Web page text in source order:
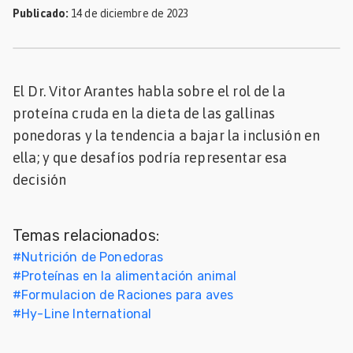
Ganadería
Porcicultura
Mascotas
Publicado: 14 de diciembre de 2023
El Dr. Vitor Arantes habla sobre el rol de la
proteína cruda en la dieta de las gallinas
ponedoras y la tendencia a bajar la inclusión en
ella; y que desafíos podría representar esa
decisión
Temas relacionados:
#Nutrición de Ponedoras
#Proteínas en la alimentación animal
#Formulacion de Raciones para aves
#Hy-Line International